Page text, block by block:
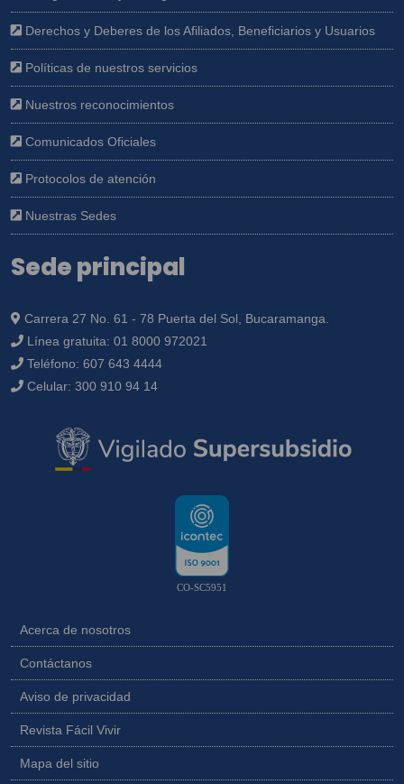
Derechos y Deberes de los Afiliados, Beneficiarios y Usuarios
Políticas de nuestros servicios
Nuestros reconocimientos
Comunicados Oficiales
Protocolos de atención
Nuestras Sedes
Sede principal
Carrera 27 No. 61 - 78 Puerta del Sol, Bucaramanga.
Línea gratuita: 01 8000 972021
Teléfono: 607 643 4444
Celular: 300 910 94 14
CO-SC5951
Acerca de nosotros
Contáctanos
Aviso de privacidad
Revista Fácil Vivir
Mapa del sitio